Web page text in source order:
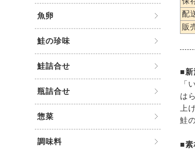
配
販
■新
「
は
上
鮭
■素
魚卵
鮭の珍味
鮭詰合せ
瓶詰合せ
惣菜
調味料